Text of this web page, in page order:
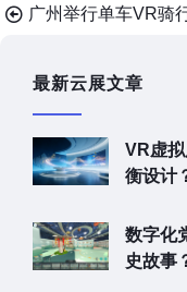
最新云展文章
VR虚
衡设计
数字化
史故事